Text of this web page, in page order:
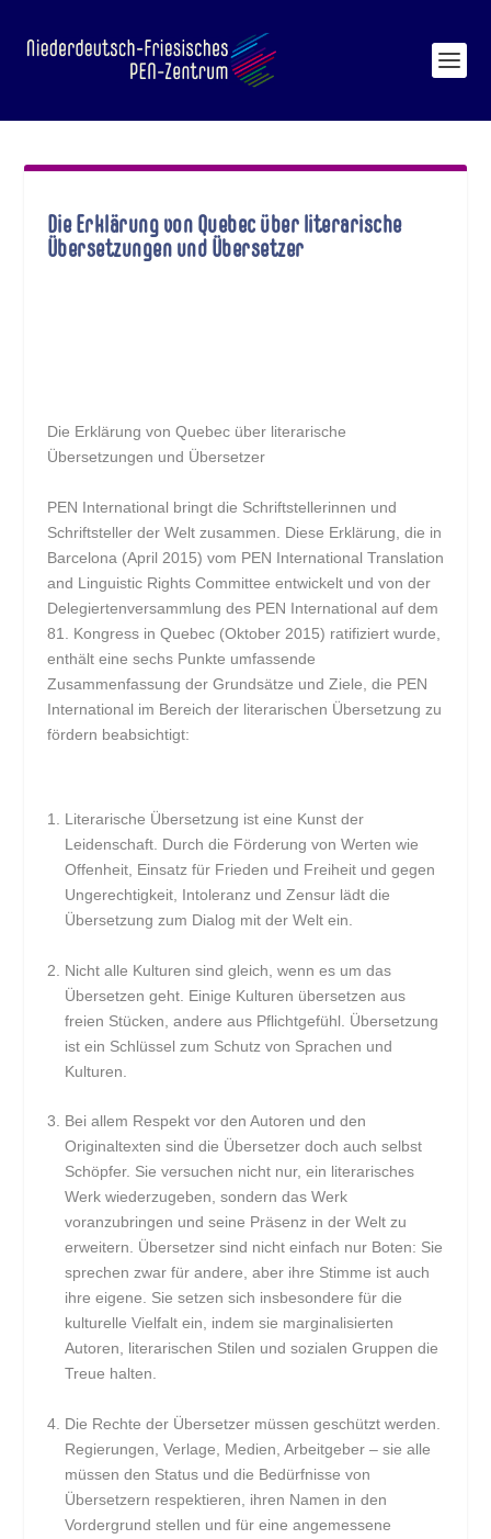
Die Erklärung von Quebec über literarische
Übersetzungen und Übersetzer
Die Erklärung von Quebec über literarische
Übersetzungen und Übersetzer
PEN International bringt die Schriftstellerinnen und
Schriftsteller der Welt zusammen. Diese Erklärung, die in
Barcelona (April 2015) vom PEN International Translation
and Linguistic Rights Committee entwickelt und von der
Delegiertenversammlung des PEN International auf dem
81. Kongress in Quebec (Oktober 2015) ratifiziert wurde,
enthält eine sechs Punkte umfassende
Zusammenfassung der Grundsätze und Ziele, die PEN
International im Bereich der literarischen Übersetzung zu
fördern beabsichtigt:
Literarische Übersetzung ist eine Kunst der
Leidenschaft. Durch die Förderung von Werten wie
Offenheit, Einsatz für Frieden und Freiheit und gegen
Ungerechtigkeit, Intoleranz und Zensur lädt die
Übersetzung zum Dialog mit der Welt ein.
Nicht alle Kulturen sind gleich, wenn es um das
Übersetzen geht. Einige Kulturen übersetzen aus
freien Stücken, andere aus Pflichtgefühl. Übersetzung
ist ein Schlüssel zum Schutz von Sprachen und
Kulturen.
Bei allem Respekt vor den Autoren und den
Originaltexten sind die Übersetzer doch auch selbst
Schöpfer. Sie versuchen nicht nur, ein literarisches
Werk wiederzugeben, sondern das Werk
voranzubringen und seine Präsenz in der Welt zu
erweitern. Übersetzer sind nicht einfach nur Boten: Sie
sprechen zwar für andere, aber ihre Stimme ist auch
ihre eigene. Sie setzen sich insbesondere für die
kulturelle Vielfalt ein, indem sie marginalisierten
Autoren, literarischen Stilen und sozialen Gruppen die
Treue halten.
Die Rechte der Übersetzer müssen geschützt werden.
Regierungen, Verlage, Medien, Arbeitgeber – sie alle
müssen den Status und die Bedürfnisse von
Übersetzern respektieren, ihren Namen in den
Vordergrund stellen und für eine angemessene